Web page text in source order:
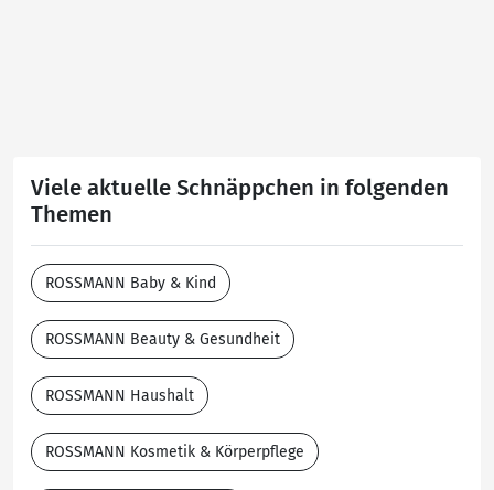
Viele aktuelle Schnäppchen in folgenden
Themen
ROSSMANN Baby & Kind
ROSSMANN Beauty & Gesundheit
ROSSMANN Haushalt
ROSSMANN Kosmetik & Körperpflege